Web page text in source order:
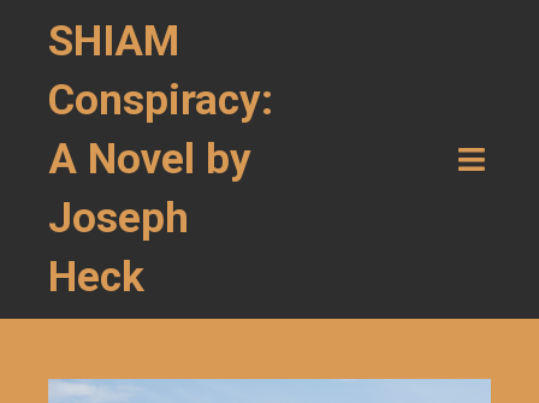
SHIAM
Conspiracy:
A Novel by
Joseph
Heck